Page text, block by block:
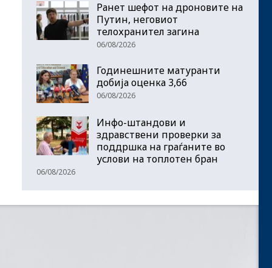
Ранет шефот на дроновите на
Путин, неговиот
телохранител загина
06/08/2026
Годинешните матуранти
добија оценка 3,66
06/08/2026
Инфо-штандови и
здравствени проверки за
поддршка на граѓаните во
услови на топлотен бран
06/08/2026